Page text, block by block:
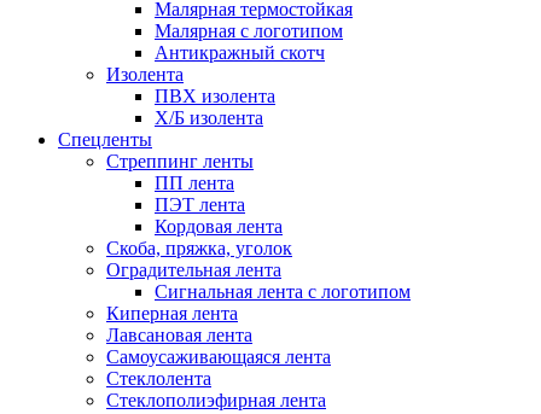
Малярная термостойкая
Малярная с логотипом
Антикражный скотч
Изолента
ПВХ изолента
Х/Б изолента
Спецленты
Стреппинг ленты
ПП лента
ПЭТ лента
Кордовая лента
Скоба, пряжка, уголок
Оградительная лента
Сигнальная лента с логотипом
Киперная лента
Лавсановая лента
Самоусаживающаяся лента
Стеклолента
Стеклополиэфирная лента